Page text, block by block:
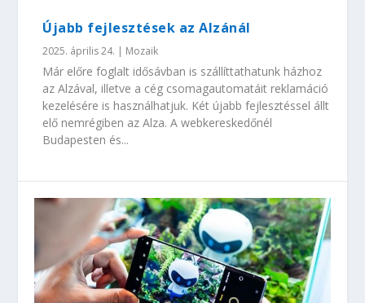
Újabb fejlesztések az Alzánál
2025. április 24. | Mozaik
Már előre foglalt idősávban is szállíttathatunk házhoz
az Alzával, illetve a cég csomagautomatáit reklamáció
kezelésére is használhatjuk. Két újabb fejlesztéssel állt
elő nemrégiben az Alza. A webkereskedőnél
Budapesten és...